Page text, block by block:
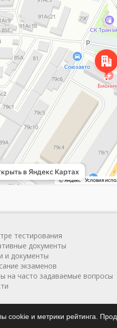
тестирования
документы
и документы
экзаменов
на часто задаваемые вопросы
cookie и метрики рейтинга.